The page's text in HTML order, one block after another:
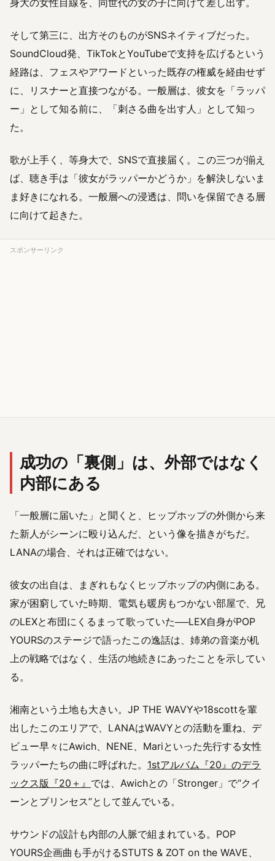
身大の女性目線を、同世代の女の子に向けて差し出す。
そして第三に、出方そのものがSNSネイティブだった。
SoundCloud発、TikTokとYouTubeで支持を広げるという
経路は、フェスやアワードといった既存の権威を経由せず
に、リスナーと直接つながる。一般層は、彼女を「ラッパ
ー」として知る前に、「刺さる曲を出す人」として知っ
た。
歌が上手く、等身大で、SNSで直接届く。この三つが揃え
ば、聴き手は「彼女がラッパーかどうか」を解決しないま
ま好きになれる。一般層への浸透は、問いを保留できる層
に向けて起きた。
スポンサーリンク
成功の「裏側」は、外部ではなく
内部にある
「一般層に届いた」と聞くと、ヒップホップの外側から来
た新人がシーンに殴り込んだ、という像を描きがちだ。
LANAの場合、それは正確ではない。
彼女の出自は、まぎれもなくヒップホップの内側にある。
家が困窮していた時期、電気も暖房もつかない部屋で、兄
のLEXと布団にくるまって歌っていた──LEX自身がPOP
YOURSのステージで語ったこの逸話は、姉弟の音楽が机
上の戦略ではなく、生活の地続きにあったことを示してい
る。
湘南という土地も大きい。JP THE WAVYや18scottを輩
出したこのエリアで、LANAはWAVYとの活動を重ね、デ
ビュー早々にAwich、NENE、Mariといった先行する女性
ラッパーたちの曲に呼ばれた。 1stアルバム『20』のデラ
ックス版『20＋』 では、Awichとの「Stronger」で“クイ
ーンとプリンセス”として並んでいる。
サウンドの設計も内部の人脈で組まれている。POP
YOURS企画曲も手がけるSTUTS & ZOT on the WAVE、